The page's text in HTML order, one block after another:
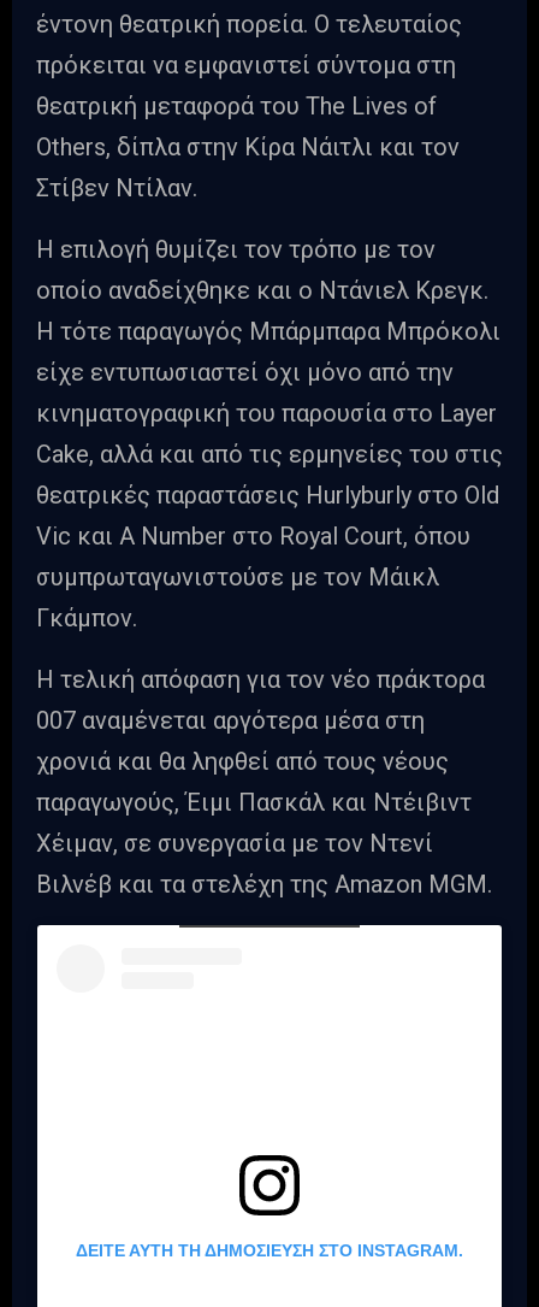
έντονη θεατρική πορεία. Ο τελευταίος
πρόκειται να εμφανιστεί σύντομα στη
θεατρική μεταφορά του The Lives of
Others, δίπλα στην Κίρα Νάιτλι και τον
Στίβεν Ντίλαν.
Η επιλογή θυμίζει τον τρόπο με τον
οποίο αναδείχθηκε και ο Ντάνιελ Κρεγκ.
Η τότε παραγωγός Μπάρμπαρα Μπρόκολι
είχε εντυπωσιαστεί όχι μόνο από την
κινηματογραφική του παρουσία στο Layer
Cake, αλλά και από τις ερμηνείες του στις
θεατρικές παραστάσεις Hurlyburly στο Old
Vic και A Number στο Royal Court, όπου
συμπρωταγωνιστούσε με τον Μάικλ
Γκάμπον.
Η τελική απόφαση για τον νέο πράκτορα
007 αναμένεται αργότερα μέσα στη
χρονιά και θα ληφθεί από τους νέους
παραγωγούς, Έιμι Πασκάλ και Ντέιβιντ
Χέιμαν, σε συνεργασία με τον Ντενί
Βιλνέβ και τα στελέχη της Amazon MGM.
ΔΕΊΤΕ ΑΥΤΉ ΤΗ ΔΗΜΟΣΊΕΥΣΗ ΣΤΟ INSTAGRAM.